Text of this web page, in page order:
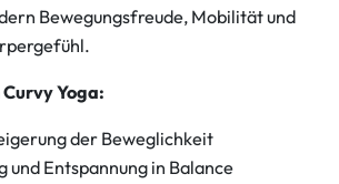
Bewegungsfreude, Mobilität und
Yoga:
der Beweglichkeit
und Entspannung in Balance